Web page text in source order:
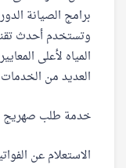
برامج الصيانة
وتستخدم أحدث
المياه لأعلى
العديد من
خدمة طلب صهريج
الاستعلام عن